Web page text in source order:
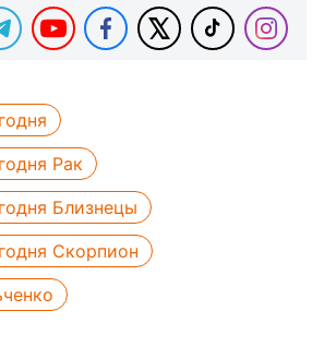
Рак
Близнецы
Скорпион